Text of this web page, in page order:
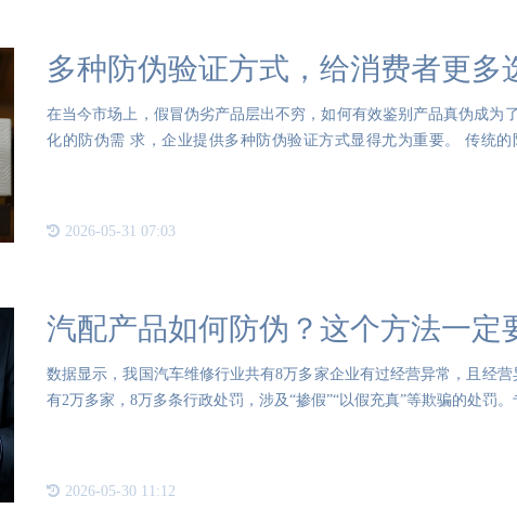
多种防伪验证方式，给消费者更多
在当今市场上，假冒伪劣产品层出不穷，如何有效鉴别产品真伪成为
化的防伪需 求，企业提供多种防伪验证方式显得尤为重要。 传统
2026-05-31 07:03
汽配产品如何防伪？这个方法一定
数据显示，我国汽车维修行业共有8万多家企业有过经营异常，且经
有2万多家，8万多条行政处罚，涉及“掺假”“以假充真”等欺骗的处罚
2026-05-30 11:12